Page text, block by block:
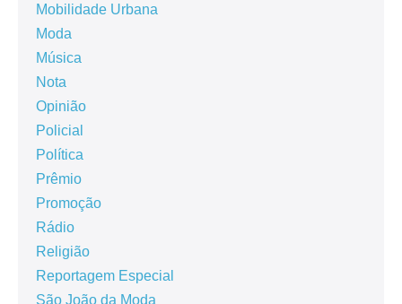
Mobilidade Urbana
Moda
Música
Nota
Opinião
Policial
Política
Prêmio
Promoção
Rádio
Religião
Reportagem Especial
São João da Moda